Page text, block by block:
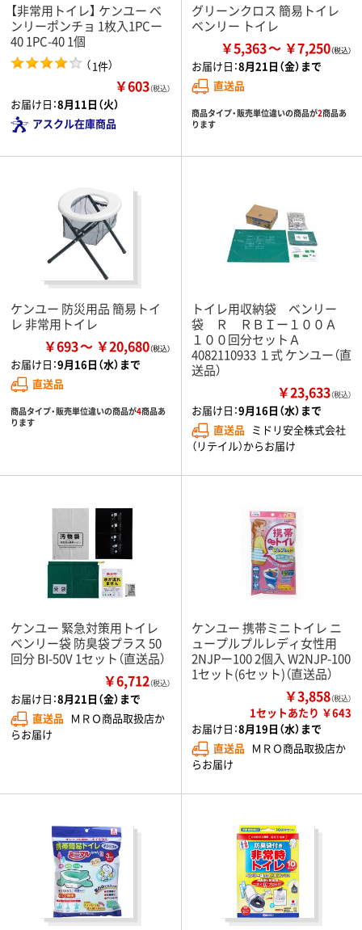
【非常用トイレ】 ケンユー ベ
ンリーポンチョ 1枚入1PCー
40 1PC-40 1個
（1件）
￥603（税込）
お届け日：8月11日（火）
アスクル在庫商品
グリーンクロス 簡易トイレ
ベンリー トイレ
￥5,363 ￥7,250
お届け日：8月21日（金）まで
直送品
商品タイプ・販売単位違いの商品が2商品あ
ります
ケンユー 防災用品 簡易トイ
レ 非常用トイレ
￥693 ￥20,680
お届け日：9月16日（水）まで
直送品
商品タイプ・販売単位違いの商品が4商品あ
ります
トイレ用収納袋 ベンリー
袋 Ｒ ＲＢＩー１００Ａ
１００回分セットＡ
4082110933 １式 ケンユー（直
送品）
￥23,633（税込）
お届け日：9月16日（水）まで
直送品 ミドリ安全株式会社
（リテイル）からお届け
ケンユー 緊急対策用トイレ
ベンリー袋 防臭袋プラス 50
回分 BI-50V 1セット（直送品）
￥6,712（税込）
お届け日：8月21日（金）まで
直送品 ＭＲＯ商品取扱店か
らお届け
ケンユー 携帯ミニトイレ ニ
ュープルプルレディ女性用
2NJPー100 2個入 W2NJP-100
1セット(6セット)（直送品）
￥3,858（税込）
1セットあたり ￥643
お届け日：8月19日（水）まで
直送品 ＭＲＯ商品取扱店か
らお届け